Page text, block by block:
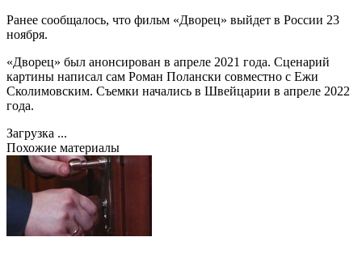
Ранее сообщалось, что фильм «Дворец» выйдет в России 23
ноября.
«Дворец» был анонсирован в апреле 2021 года. Сценарий
картины написал сам Роман Полански совместно с Ежи
Сколимовским. Съемки начались в Швейцарии в апреле 2022
года.
Загрузка ...
Похожие материалы